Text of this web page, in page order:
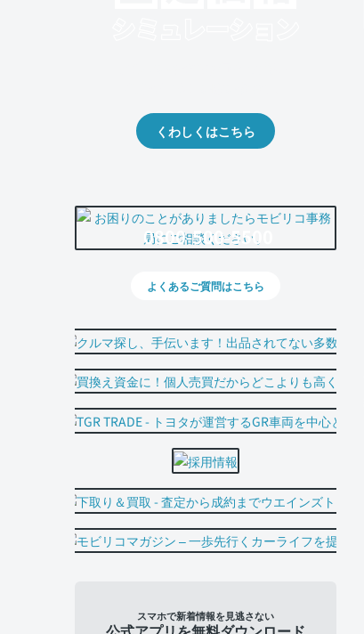
くわしくはこちら
0800-500-5500
よくあるご質問はこちら
スマホで新着情報を見逃さない